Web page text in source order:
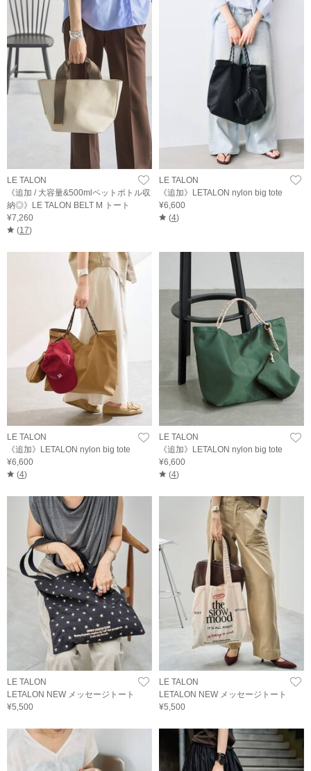
LE TALON
《追加 / 大容量&500mlペットボトル収
納◎》LE TALON BELT M トート
¥7,260
(17)
LE TALON
《追加》LETALON nylon big tote
¥6,600
(4)
LE TALON
《追加》LETALON nylon big tote
¥6,600
(4)
LE TALON
《追加》LETALON nylon big tote
¥6,600
(4)
LE TALON
LETALON NEW メッセージトート
¥5,500
LE TALON
LETALON NEW メッセージトート
¥5,500